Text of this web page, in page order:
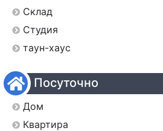
Склад
Студия
таун-хаус
Посуточно
Дом
Квартира